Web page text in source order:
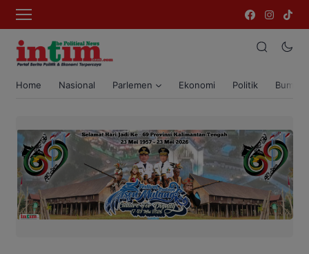
Home Nasional Parlemen Ekonomi Politik Bumi